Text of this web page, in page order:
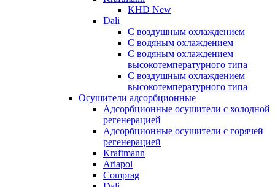
KHD New
Dali
C воздушным охлаждением
C водяным охлаждением
С водяным охлаждением
высокотемпературного типа
C воздушным охлаждением
высокотемпературного типа
Осушители адсорбционные
Адсорбционные осушители с холодной
регенерацией
Адсорбционные осушители с горячей
регенерацией
Kraftmann
Ariapol
Comprag